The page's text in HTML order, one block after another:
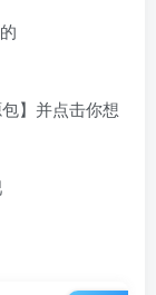
】并点击你想